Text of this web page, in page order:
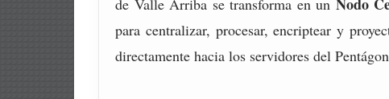
de Valle Arriba se transforma en un
para centralizar, procesar, encriptear y
directamente hacia los servidores del